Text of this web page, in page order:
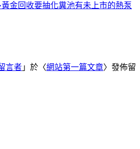
金回收要抽化糞池有未上市的熱泵
言者 」於〈網站第一篇文章〉發佈留